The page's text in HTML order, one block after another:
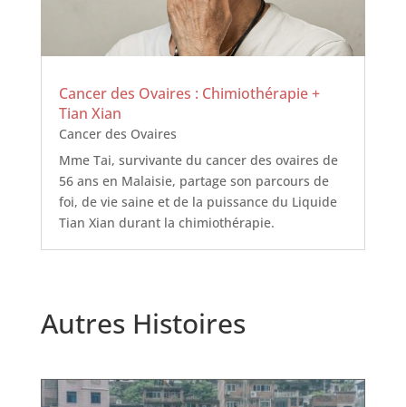
Cancer des Ovaires : Chimiothérapie +
Tian Xian
Cancer des Ovaires
Mme Tai, survivante du cancer des ovaires de
56 ans en Malaisie, partage son parcours de
foi, de vie saine et de la puissance du Liquide
Tian Xian durant la chimiothérapie.
Autres Histoires